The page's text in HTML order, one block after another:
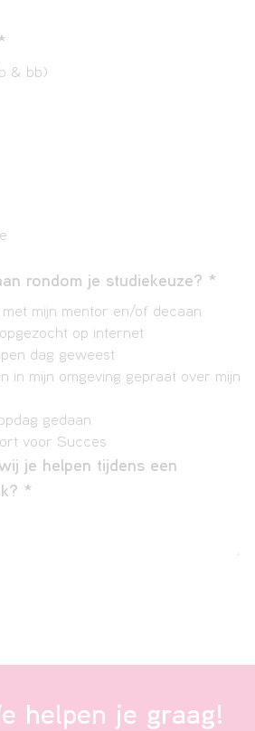
& bb)
rondom je studiekeuze? *
met mijn mentor en/of decaan
op internet
dag geweest
in mijn omgeving gepraat over mijn
gedaan
voor Succes
je helpen tijdens een
*
helpen je graag!